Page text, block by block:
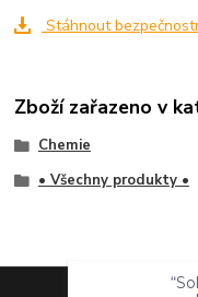
Stáhnout
Zboží zařazeno v
Chemie
• Všechny produkty •